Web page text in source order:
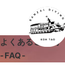
よくあるご質問
-FAQ-